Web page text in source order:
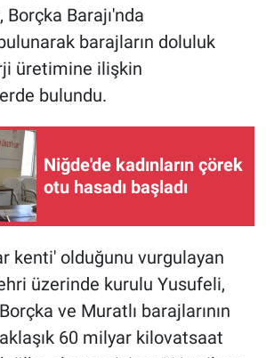
Borçka Barajı'nda
barajların doluluk
üretimine ilişkin
bulundu.
Niğde'de kadınların çörek
otu hasadı başladı
kenti' olduğunu vurgulayan
üzerinde kurulu Yusufeli,
ve Muratlı barajlarının
60 milyar kilovatsaat